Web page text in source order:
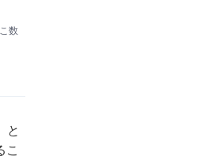
数
と
こ